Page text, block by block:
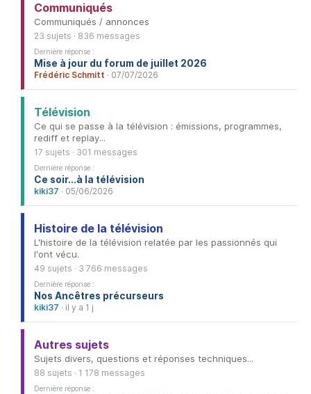
Communiqués
Communiqués / annonces
23 sujets · 836 messages
Dernière réponse :
Mise à jour du forum de juillet 2026
Frédéric Schmitt · 07/07/2026
Télévision
Ce qui se passe à la télévision : émissions, programmes,
rediff et replay...
17 sujets · 301 messages
Dernière réponse :
Ce soir...à la télévision
kiki37 · 05/06/2026
Histoire de la télévision
L'histoire de la télévision relatée par les passionnés qui
l'ont vécu.
49 sujets · 3 766 messages
Dernière réponse :
Nos Ancêtres précurseurs
kiki37 · il y a 1 j
Autres sujets
Sujets divers, questions et réponses techniques...
88 sujets · 1 178 messages
Dernière réponse :